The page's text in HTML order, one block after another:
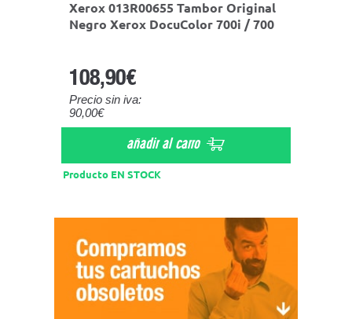
Producto EN STOCK
Xerox 013R00655 Tambor Original
Negro Xerox DocuColor 700i / 700
108,90€
Precio sin iva:
90,00€
añadir al carro